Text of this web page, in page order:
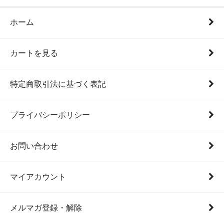
ホーム
カートを見る
特定商取引法に基づく表記
プライバシーポリシー
お問い合わせ
マイアカウント
メルマガ登録・解除